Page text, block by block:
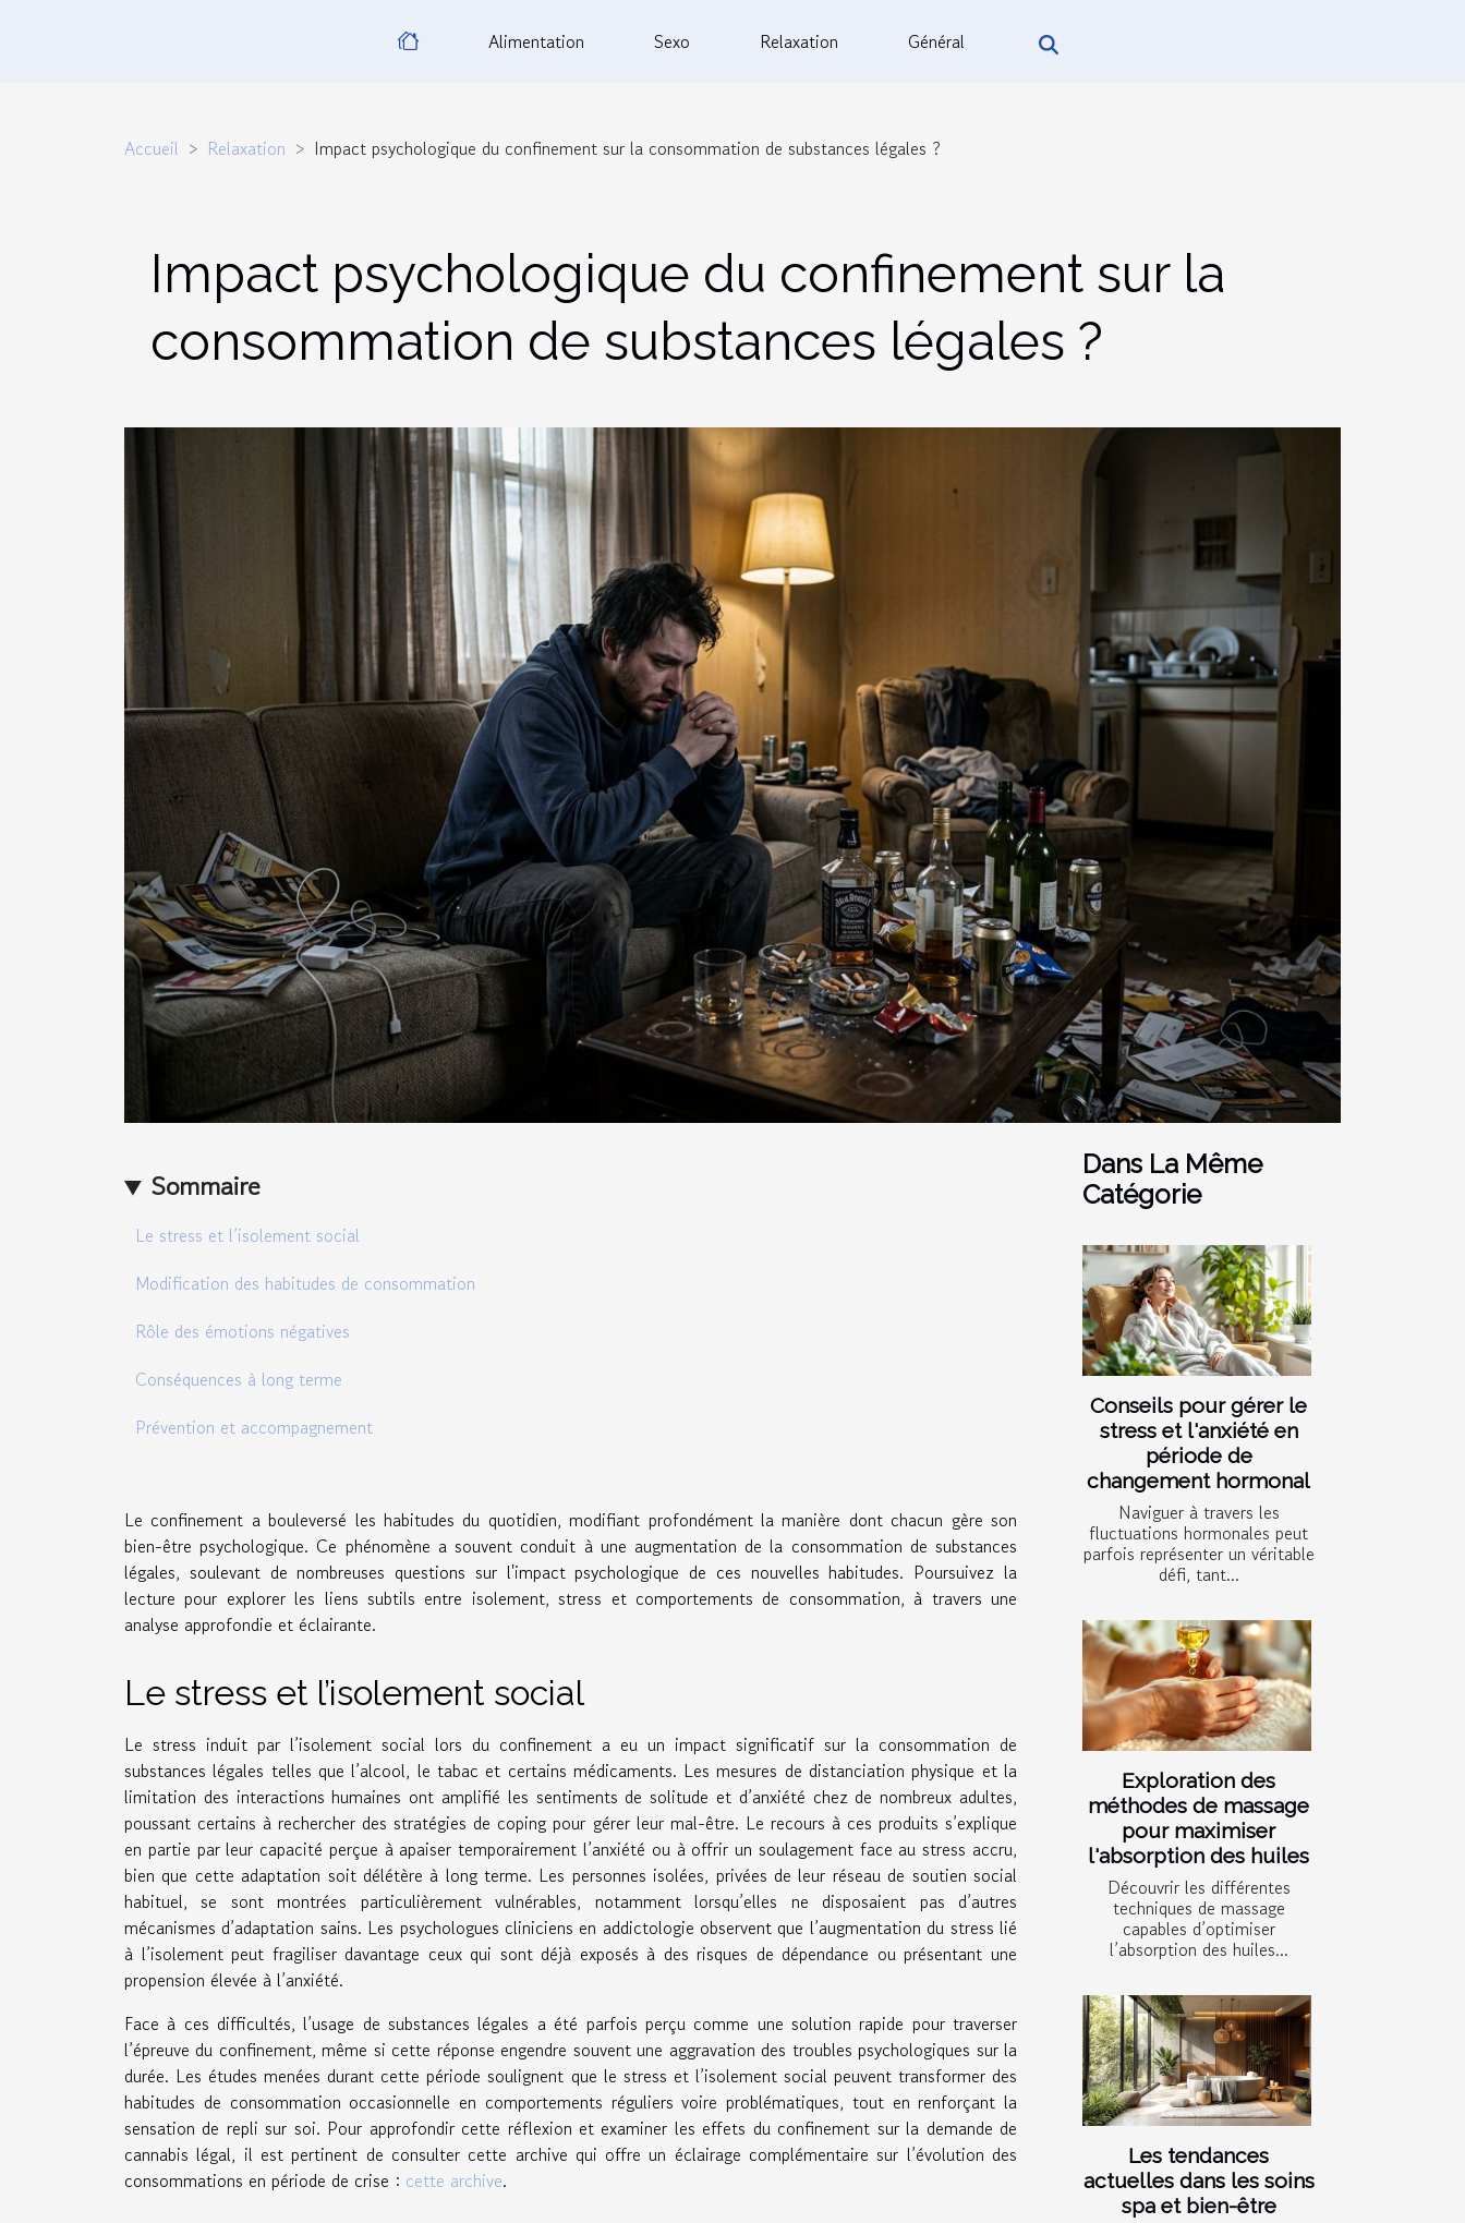
Alimentation Sexo Relaxation Général
Accueil Relaxation Impact psychologique du confinement sur la consommation de substances légales ?
Impact psychologique du confinement sur la
consommation de substances légales ?
Sommaire
Le stress et l’isolement social
Modification des habitudes de consommation
Rôle des émotions négatives
Conséquences à long terme
Prévention et accompagnement
Le confinement a bouleversé les habitudes du quotidien, modifiant profondément la manière dont chacun gère son
bien-être psychologique. Ce phénomène a souvent conduit à une augmentation de la consommation de substances
légales, soulevant de nombreuses questions sur l'impact psychologique de ces nouvelles habitudes. Poursuivez la
lecture pour explorer les liens subtils entre isolement, stress et comportements de consommation, à travers une
analyse approfondie et éclairante.
Le stress et l’isolement social
Le stress induit par l’isolement social lors du confinement a eu un impact significatif sur la consommation de
substances légales telles que l’alcool, le tabac et certains médicaments. Les mesures de distanciation physique et la
limitation des interactions humaines ont amplifié les sentiments de solitude et d’anxiété chez de nombreux adultes,
poussant certains à rechercher des stratégies de coping pour gérer leur mal-être. Le recours à ces produits s’explique
en partie par leur capacité perçue à apaiser temporairement l’anxiété ou à offrir un soulagement face au stress accru,
bien que cette adaptation soit délétère à long terme. Les personnes isolées, privées de leur réseau de soutien social
habituel, se sont montrées particulièrement vulnérables, notamment lorsqu’elles ne disposaient pas d’autres
mécanismes d’adaptation sains. Les psychologues cliniciens en addictologie observent que l’augmentation du stress lié
à l’isolement peut fragiliser davantage ceux qui sont déjà exposés à des risques de dépendance ou présentant une
propension élevée à l’anxiété.
Face à ces difficultés, l’usage de substances légales a été parfois perçu comme une solution rapide pour traverser
l’épreuve du confinement, même si cette réponse engendre souvent une aggravation des troubles psychologiques sur la
durée. Les études menées durant cette période soulignent que le stress et l’isolement social peuvent transformer des
habitudes de consommation occasionnelle en comportements réguliers voire problématiques, tout en renforçant la
sensation de repli sur soi. Pour approfondir cette réflexion et examiner les effets du confinement sur la demande de
cannabis légal, il est pertinent de consulter cette archive qui offre un éclairage complémentaire sur l’évolution des
consommations en période de crise : cette archive.
Dans La Même
Catégorie
Conseils pour gérer le
stress et l'anxiété en
période de
changement hormonal
Naviguer à travers les
fluctuations hormonales peut
parfois représenter un véritable
défi, tant...
Exploration des
méthodes de massage
pour maximiser
l'absorption des huiles
Découvrir les différentes
techniques de massage
capables d’optimiser
l’absorption des huiles...
Les tendances
actuelles dans les soins
spa et bien-être